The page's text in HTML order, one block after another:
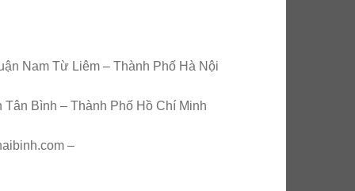
Nam Từ Liêm – Thành Phố Hà Nội
Bình – Thành Phố Hồ Chí Minh
–